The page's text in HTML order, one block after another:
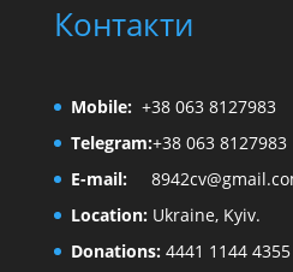
Контакти
Mobile: +38 063 8127983
Telegram:+38 063 8127983
E-mail:
Location:Ukraine, Kyiv.
Donations:4441 1144